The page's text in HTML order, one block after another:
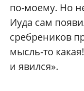
по-моему. Но
Иуда сам
сребреников
мысль-то
и явился».